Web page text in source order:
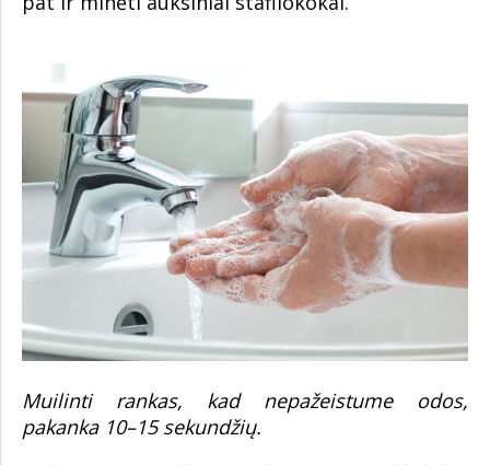
Muilinti rankas, kad nepažeistume odos,
pakanka 10–15 sekundžių.